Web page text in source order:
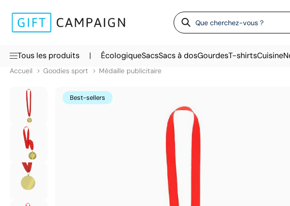
Tous les produits | ÉcologiqueSacsSacs à dosGourdesT-shirtsCuisine
Accueil Goodies sport Médaille publicitaire
Best-sellers